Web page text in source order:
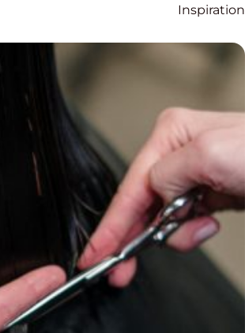
Inspiration